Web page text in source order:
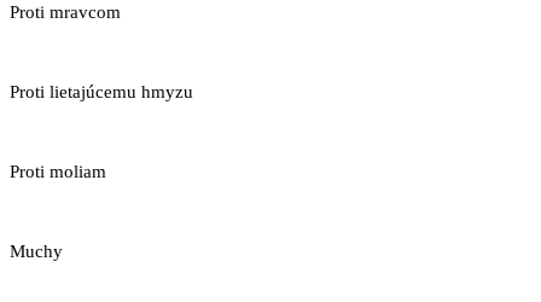
Proti mravcom
Proti lietajúcemu hmyzu
Proti moliam
Muchy